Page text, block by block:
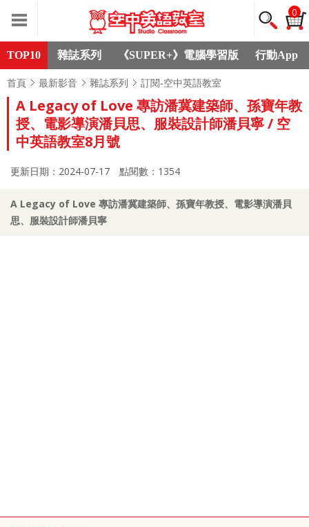
0
TOP10 雜誌系列 《SUPER+》電腦學習版 行動App
首頁 最新影音 雜誌系列 訂閱-空中英語教室
A Legacy of Love 專訪潘冀建築師、孫寶年教
授、電影導演潘貝思、服裝設計師潘貝寧 / 空
中英語教室8月號
更新日期：2024-07-17 點閱數：1354
A Legacy of Love 專訪潘冀建築師、孫寶年教授、電影導演潘貝
思、服裝設計師潘貝寧